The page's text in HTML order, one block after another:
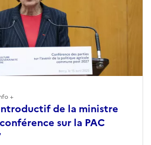
de la ministre
sur la PAC
+